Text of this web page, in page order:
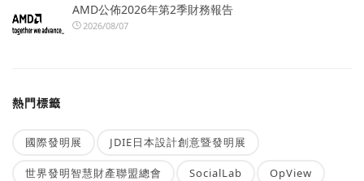
AMD公佈2026年第2季財務報告
2026/08/07
熱門標籤
國際發明展 JDIE日本設計創意暨發明展
世界發明智慧財產聯盟總會 SocialLab OpView